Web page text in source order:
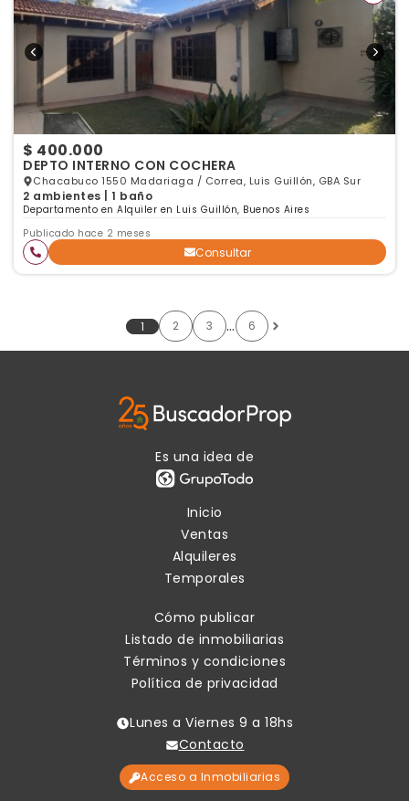
$ 400.000
DEPTO INTERNO CON COCHERA
Chacabuco 1550 Madariaga / Correa, Luis Guillón, GBA Sur
2 ambientes | 1 baño
Departamento en Alquiler en Luis Guillón, Buenos Aires
Publicado hace 2 meses
Consultar
1 2 3 … 6
Es una idea de
Inicio
Ventas
Alquileres
Temporales
Cómo publicar
Listado de inmobiliarias
Términos y condiciones
Política de privacidad
Lunes a Viernes 9 a 18hs
Contacto
Acceso a Inmobiliarias